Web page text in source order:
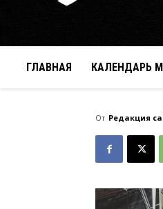
ГЛАВНАЯ КАЛЕНДАРЬ
От Редакция